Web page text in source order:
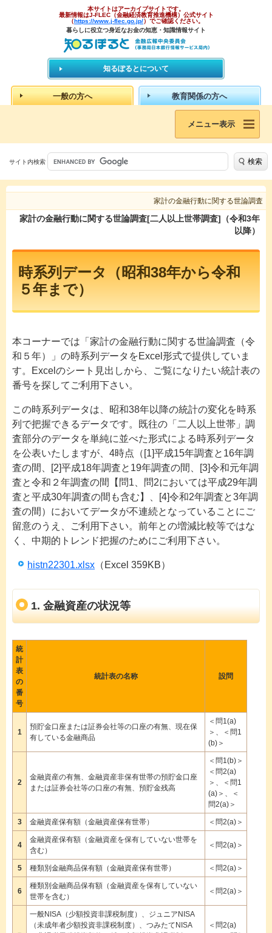
本サイトはアーカイブサイトです。
最新情報はJ-FLEC（金融経済教育推進機構）公式サイト
（https://www.j-flec.go.jp/）でご確認ください。
暮らしに役立つ身近なお金の知恵・知識情報サイト
知るぽるとについて
一般の方へ 教育関係の方へ
メニュー表示
サイト内検索 検索
家計の金融行動に関する世論調査
家計の金融行動に関する世論調査[二人以上世帯調査]（令和3年
以降）
時系列データ（昭和38年から令和
５年まで）
本コーナーでは「家計の金融行動に関する世論調査（令
和５年）」の時系列データをExcel形式で提供していま
す。Excelのシート見出しから、ご覧になりたい統計表の
番号を探してご利用下さい。
この時系列データは、昭和38年以降の統計の変化を時系
列で把握できるデータです。既往の「二人以上世帯」調
査部分のデータを単純に並べた形式による時系列データ
を公表いたしますが、4時点（[1]平成15年調査と16年調
査の間、[2]平成18年調査と19年調査の間、[3]令和元年調
査と令和２年調査の間【問1、問2においては平成29年調
査と平成30年調査の間も含む】、[4]令和2年調査と3年調
査の間）においてデータが不連続となっていることにご
留意のうえ、ご利用下さい。前年との増減比較等ではな
く、中期的トレンド把握のためにご利用下さい。
histn22301.xlsx （Excel 359KB）
1. 金融資産の状況等
統
計
表
の
番
号
統計表の名称 設問
1
預貯金口座または証券会社等の口座の有無、現在保
有している金融商品
＜問1(a)
＞、＜問1
(b)＞
2
金融資産の有無、金融資産非保有世帯の預貯金口座
または証券会社等の口座の有無、預貯金残高
＜問1(b)＞
＜問2(a)
＞、＜問1
(a)＞、＜
問2(a)＞
3 金融資産保有額（金融資産保有世帯） ＜問2(a)＞
4
金融資産保有額（金融資産を保有していない世帯を
含む）
＜問2(a)＞
5 種類別金融商品保有額（金融資産保有世帯） ＜問2(a)＞
6
種類別金融商品保有額（金融資産を保有していない
世帯を含む）
＜問2(a)＞
一般NISA（少額投資非課税制度）、ジュニアNISA
（未成年者少額投資非課税制度）、つみたてNISA
＜問2(a)